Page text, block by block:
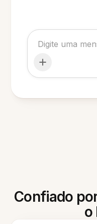
Confiado
o